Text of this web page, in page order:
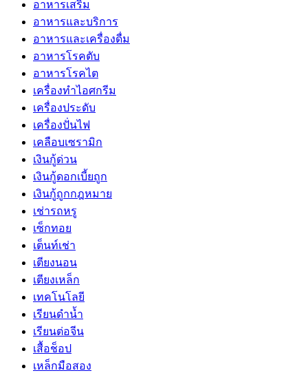
อาหารเสริม
อาหารและบริการ
อาหารและเครื่องดื่ม
อาหารโรคตับ
อาหารโรคไต
เครื่องทำไอศกรีม
เครื่องประดับ
เครื่องปั่นไฟ
เคลือบเซรามิก
เงินกู้ด่วน
เงินกู้ดอกเบี้ยถูก
เงินกู้ถูกกฎหมาย
เช่ารถหรู
เซ็กทอย
เต็นท์เช่า
เตียงนอน
เตียงเหล็ก
เทคโนโลยี
เรียนดำน้ำ
เรียนต่อจีน
เสื้อช็อป
เหล็กมือสอง